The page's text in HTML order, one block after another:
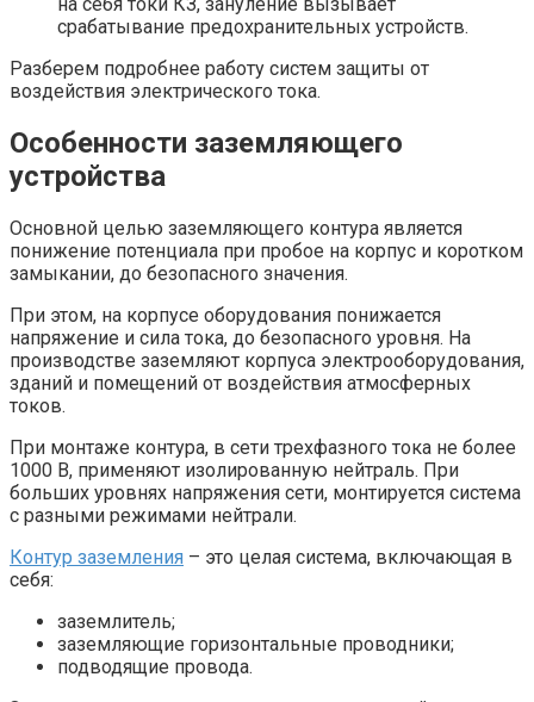
срабатывание предохранительных устройств.
Разберем подробнее работу систем защиты от
воздействия электрического тока.
Особенности заземляющего
устройства
Основной целью заземляющего контура является
понижение потенциала при пробое на корпус и коротком
замыкании, до безопасного значения.
При этом, на корпусе оборудования понижается
напряжение и сила тока, до безопасного уровня. На
производстве заземляют корпуса электрооборудования,
зданий и помещений от воздействия атмосферных
токов.
При монтаже контура, в сети трехфазного тока не более
1000 В, применяют изолированную нейтраль. При
больших уровнях напряжения сети, монтируется система
с разными режимами нейтрали.
Контур заземления – это целая система, включающая в
себя:
заземлитель;
заземляющие горизонтальные проводники;
подводящие провода.